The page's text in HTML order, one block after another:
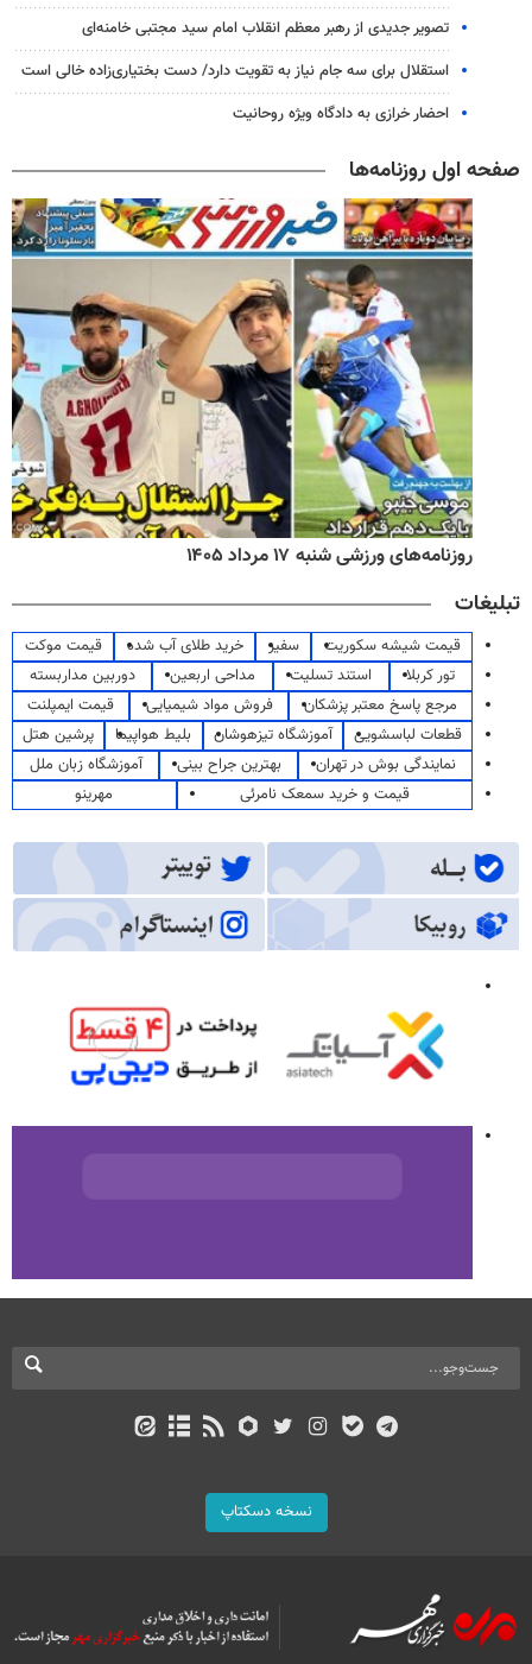
تصویر جدیدی از رهبر معظم انقلاب امام سید مجتبی خامنه‌ای
استقلال برای سه جام نیاز به تقویت دارد/ دست بختیاری‌زاده خالی است
احضار خرازی به دادگاه ویژه روحانیت
صفحه اول روزنامه‌ها
روزنامه‌های ورزشی شنبه ۱۷ مرداد ۱۴۰۵
تبلیغات
قیمت شیشه سکوریت سفیر خرید طلای آب شده
قیمت موکت
تور کربلا
استند تسلیت مداحی اربعین
دوربین مداربسته
مرجع پاسخ معتبر پزشکان
فروش مواد شیمیایی
قیمت ایمپلنت
قطعات لباسشویی
آموزشگاه تیزهوشان بلیط هواپیما
پرشین هتل
نمایندگی بوش در تهران
بهترین جراح بینی
آموزشگاه زبان ملل
قیمت و خرید سمعک نامرئی
مهرینو
نسخه دسکتاپ